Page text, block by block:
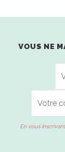
VOUS NE
En vous